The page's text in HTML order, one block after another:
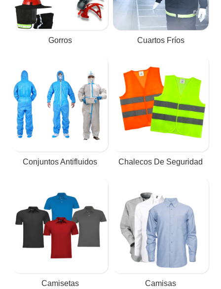
Gorros Cuartos Fríos
Conjuntos Antifluidos Chalecos De Seguridad
Camisetas Camisas